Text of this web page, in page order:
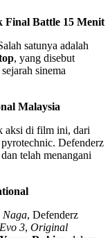
Final Battle 15 Menit
satunya adalah
, yang disebut
sinema
Malaysia
aksi di film ini, dari
Defenderz
telah menangani
Naga, Defenderz
3, Original